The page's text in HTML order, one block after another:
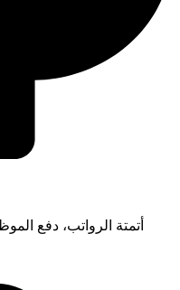
أتمتة الرواتب، دفع